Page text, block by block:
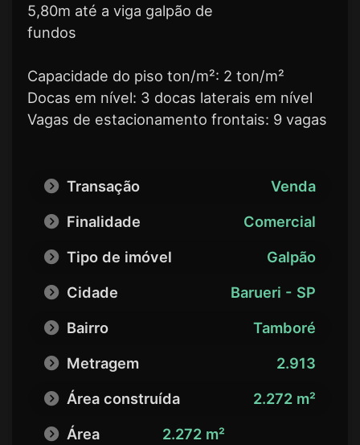
5,80m até a viga galpão de
fundos
Capacidade do piso ton/m²: 2 ton/m²
Docas em nível: 3 docas laterais em nível
Vagas de estacionamento frontais: 9 vagas
Transação
Venda
Finalidade
Comercial
Tipo de imóvel
Galpão
Cidade
Barueri - SP
Bairro
Tamboré
Metragem
2.913
Área construída
2.272 m²
Área
2.272 m²